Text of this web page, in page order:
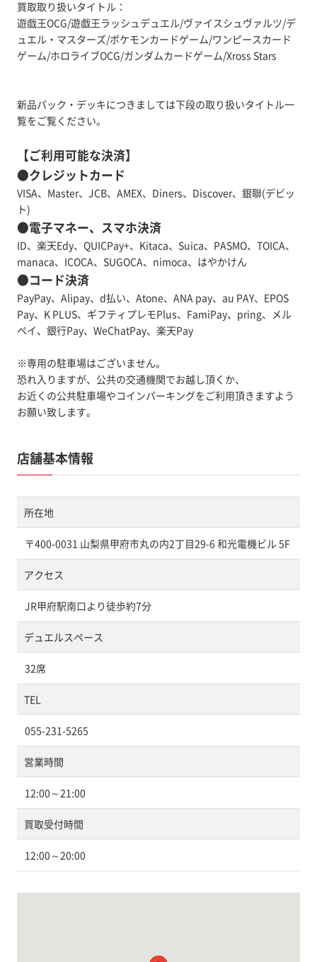
買取取り扱いタイトル：
遊戯王OCG/遊戯王ラッシュデュエル/ヴァイスシュヴァルツ/デ
ュエル・マスターズ/ポケモンカードゲーム/ワンピースカード
ゲーム/ホロライブOCG/ガンダムカードゲーム/Xross Stars
新品パック・デッキにつきましては下段の取り扱いタイトル一
覧をご覧ください。
【ご利用可能な決済】
●クレジットカード
VISA、Master、JCB、AMEX、Diners、Discover、銀聯(デビッ
ト)
●電子マネー、スマホ決済
ID、楽天Edy、QUICPay+、Kitaca、Suica、PASMO、TOICA、
manaca、ICOCA、SUGOCA、nimoca、はやかけん
●コード決済
PayPay、Alipay、d払い、Atone、ANA pay、au PAY、EPOS
Pay、K PLUS、ギフティプレモPlus、FamiPay、pring、メル
ペイ、銀行Pay、WeChatPay、楽天Pay
※専用の駐車場はございません。
恐れ入りますが、公共の交通機関でお越し頂くか、
お近くの公共駐車場やコインパーキングをご利用頂きますよう
お願い致します。
店舗基本情報
所在地
〒400-0031 山梨県甲府市丸の内2丁目29-6 和光電機ビル 5F
アクセス
JR甲府駅南口より徒歩約7分
デュエルスペース
32席
TEL
055-231-5265
営業時間
12:00～21:00
買取受付時間
12:00～20:00